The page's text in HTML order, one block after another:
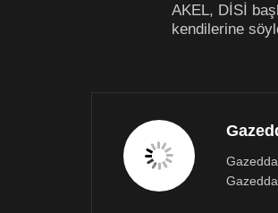
AKEL, DİSİ
kendilerine